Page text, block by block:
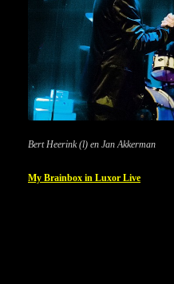
Bert Heerink (l) en Jan Akkerman
My Brainbox in Luxor Live